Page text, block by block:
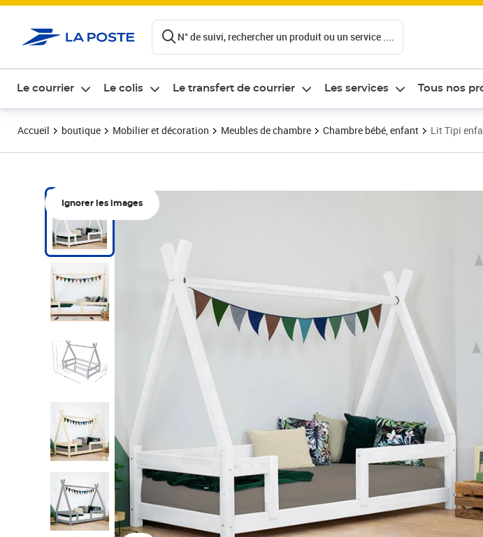
N° de suivi, rechercher un produit ou un service ....
Le courrier Le colis Le transfert de courrier Les services Tous nos
Accueil boutique Mobilier et décoration Meubles de chambre Chambre bébé, enfant Lit Tipi
Ignorer les images